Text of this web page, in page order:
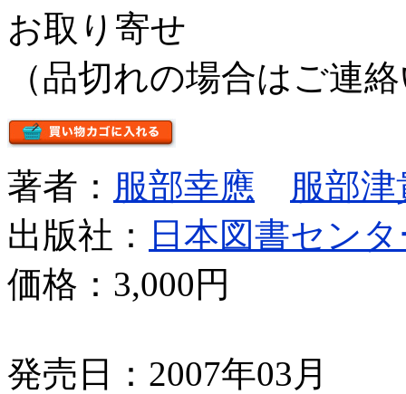
お取り寄せ
（品切れの場合はご連
著者： 服部幸應
服部
出版社：
日本図書セン
価格： 3,000円
発売日：2007年03月